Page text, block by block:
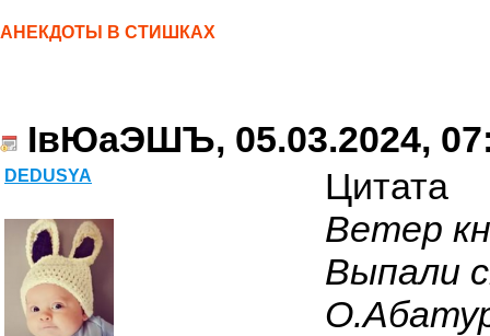
АНЕКДОТЫ В СТИШКАХ
ІвЮаЭШЪ, 05.03.2024,
DEDUSYA
Цитата
Ветер
Выпали